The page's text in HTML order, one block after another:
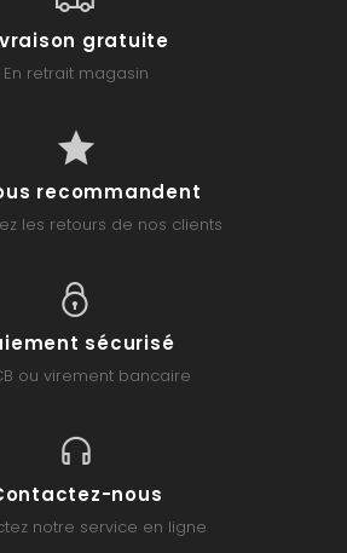
gratuite
En retrait magasin
recommandent
les retours de nos clients
sécurisé
ou virement bancaire
nous
notre service en ligne